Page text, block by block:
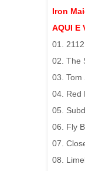
Iron
AQUI E
01.
02. The
03. Tom
04. Red
05.
06. Fly
07.
08.